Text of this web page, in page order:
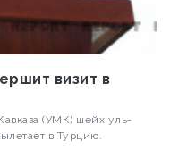
визит в
(УМК) шейх уль-
в Турцию.